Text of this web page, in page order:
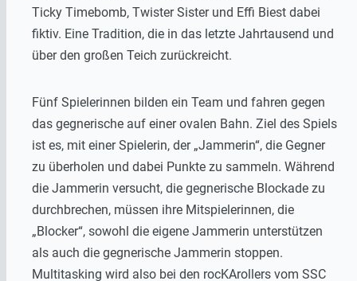
Ticky Timebomb, Twister Sister und Effi Biest dabei
fiktiv. Eine Tradition, die in das letzte Jahrtausend und
über den großen Teich zurückreicht.
Fünf Spielerinnen bilden ein Team und fahren gegen
das gegnerische auf einer ovalen Bahn. Ziel des Spiels
ist es, mit einer Spielerin, der „Jammerin“, die Gegner
zu überholen und dabei Punkte zu sammeln. Während
die Jammerin versucht, die gegnerische Blockade zu
durchbrechen, müssen ihre Mitspielerinnen, die
„Blocker“, sowohl die eigene Jammerin unterstützen
als auch die gegnerische Jammerin stoppen.
Multitasking wird also bei den rocKArollers vom SSC